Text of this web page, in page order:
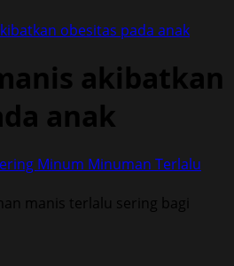
obesitas pada anak
akibatkan
anak
Minum Minuman Terlalu